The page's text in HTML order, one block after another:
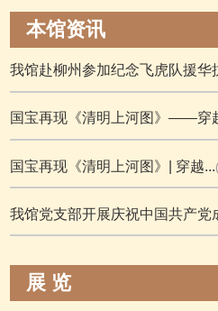
本馆资讯
我馆赴柳州参加纪念飞虎队援华
国宝再现《清明上河图》——穿
国宝再现《清明上河图》| 穿越...
我馆党支部开展庆祝中国共产党
展 览